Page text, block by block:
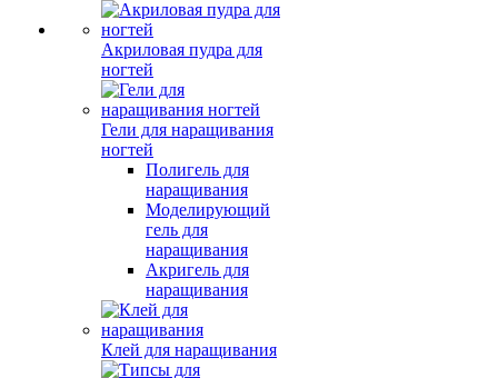
Акриловая пудра для
ногтей
Гели для наращивания
ногтей
Полигель для
наращивания
Моделирующий
гель для
наращивания
Акригель для
наращивания
Клей для наращивания